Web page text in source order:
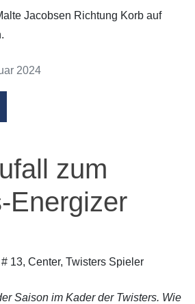
Jacobsen Richtung Korb auf
2024
zum
Energizer
13, Center, Twisters Spieler
Saison im Kader der Twisters. Wie